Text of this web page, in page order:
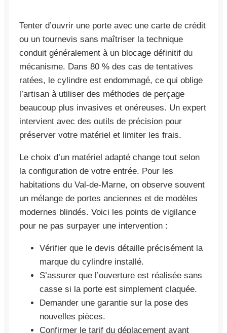
Tenter d’ouvrir une porte avec une carte de crédit
ou un tournevis sans maîtriser la technique
conduit généralement à un blocage définitif du
mécanisme. Dans 80 % des cas de tentatives
ratées, le cylindre est endommagé, ce qui oblige
l’artisan à utiliser des méthodes de perçage
beaucoup plus invasives et onéreuses. Un expert
intervient avec des outils de précision pour
préserver votre matériel et limiter les frais.
Le choix d’un matériel adapté change tout selon
la configuration de votre entrée. Pour les
habitations du Val-de-Marne, on observe souvent
un mélange de portes anciennes et de modèles
modernes blindés. Voici les points de vigilance
pour ne pas surpayer une intervention :
Vérifier que le devis détaille précisément la
marque du cylindre installé.
S’assurer que l’ouverture est réalisée sans
casse si la porte est simplement claquée.
Demander une garantie sur la pose des
nouvelles pièces.
Confirmer le tarif du déplacement avant